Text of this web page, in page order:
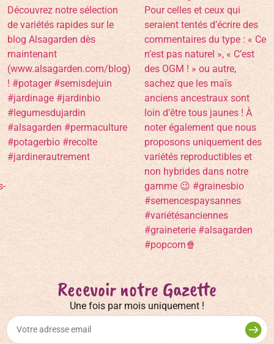
Recevoir notre Gazette
Une fois par mois uniquement !